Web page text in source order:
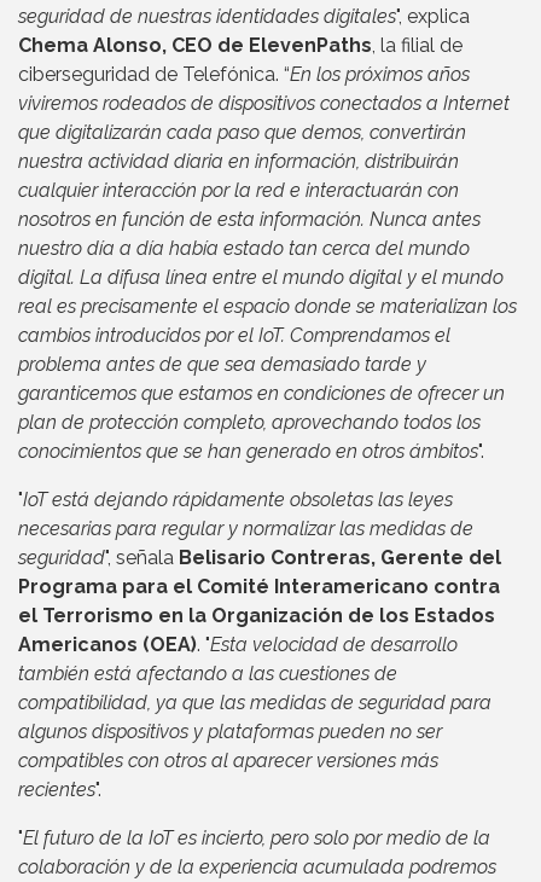
seguridad de nuestras identidades digitales", explica
Chema Alonso, CEO de ElevenPaths, la filial de
ciberseguridad de Telefónica. “En los próximos años
viviremos rodeados de dispositivos conectados a Internet
que digitalizarán cada paso que demos, convertirán
nuestra actividad diaria en información, distribuirán
cualquier interacción por la red e interactuarán con
nosotros en función de esta información. Nunca antes
nuestro día a día había estado tan cerca del mundo
digital. La difusa línea entre el mundo digital y el mundo
real es precisamente el espacio donde se materializan los
cambios introducidos por el IoT. Comprendamos el
problema antes de que sea demasiado tarde y
garanticemos que estamos en condiciones de ofrecer un
plan de protección completo, aprovechando todos los
conocimientos que se han generado en otros ámbitos".
"IoT está dejando rápidamente obsoletas las leyes
necesarias para regular y normalizar las medidas de
seguridad", señala Belisario Contreras, Gerente del
Programa para el Comité Interamericano contra
el Terrorismo en la Organización de los Estados
Americanos (OEA). "Esta velocidad de desarrollo
también está afectando a las cuestiones de
compatibilidad, ya que las medidas de seguridad para
algunos dispositivos y plataformas pueden no ser
compatibles con otros al aparecer versiones más
recientes".
"El futuro de la IoT es incierto, pero solo por medio de la
colaboración y de la experiencia acumulada podremos